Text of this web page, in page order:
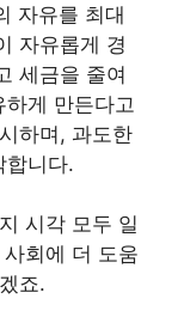
자유를 최대
자유롭게 경
세금을 줄여
게 만든다고
하며, 과도한
합니다.
시각 모두 일
회에 더 도움
죠.